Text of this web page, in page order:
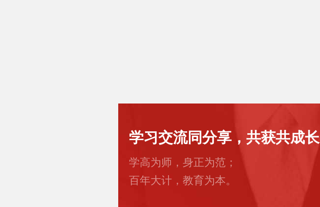
学习交流同分享，共获共成长
学高为师，身正为范；
百年大计，教育为本。